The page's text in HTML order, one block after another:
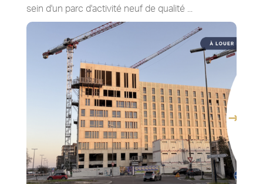
sein d'un parc d'activité neuf de qualité ...